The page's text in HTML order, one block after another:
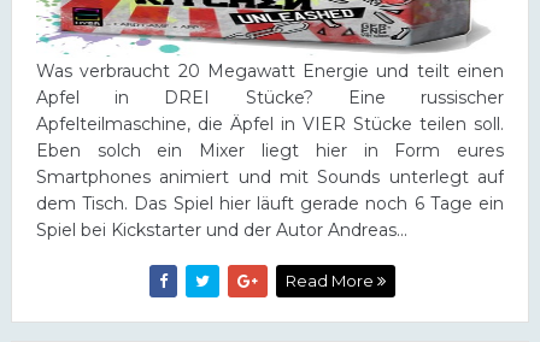
Was verbraucht 20 Megawatt Energie und teilt einen
Apfel in DREI Stücke? Eine russischer
Apfelteilmaschine, die Äpfel in VIER Stücke teilen soll.
Eben solch ein Mixer liegt hier in Form eures
Smartphones animiert und mit Sounds unterlegt auf
dem Tisch. Das Spiel hier läuft gerade noch 6 Tage ein
Spiel bei Kickstarter und der Autor Andreas...
Read More